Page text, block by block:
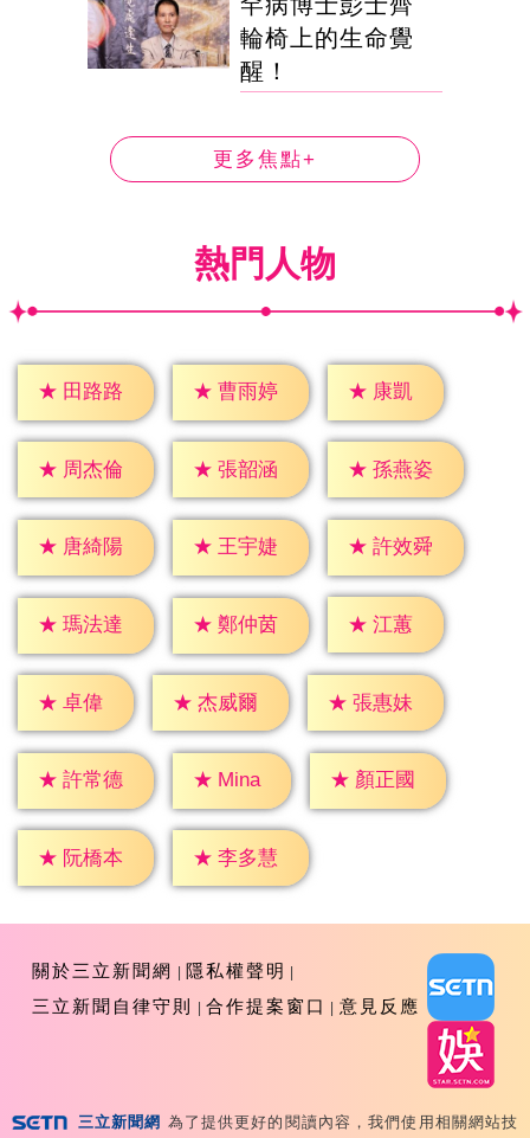
輪椅上的生命覺
醒！
更多焦點+
熱門人物
★ 田路路 ★ 曹雨婷 ★ 康凱
★ 周杰倫 ★ 張韶涵 ★ 孫燕姿
★ 唐綺陽 ★ 王宇婕 ★ 許效舜
★ 瑪法達 ★ 鄭仲茵 ★ 江蕙
★ 卓偉 ★ 杰威爾 ★ 張惠妹
★ 許常德 ★ Mina ★ 顏正國
★ 阮橋本 ★ 李多慧
關於三立新聞網
隱私權聲明
三立新聞自律守則
合作提案窗口 意見反應
三立新聞網 為了提供更好的閱讀內容，我們使用相關網站技